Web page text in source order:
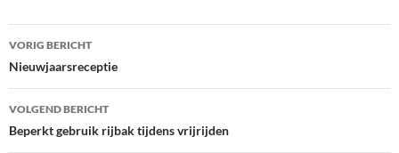
Bericht
navigatie
VORIG BERICHT
Nieuwjaarsreceptie
VOLGEND BERICHT
Beperkt gebruik rijbak tijdens vrijrijden